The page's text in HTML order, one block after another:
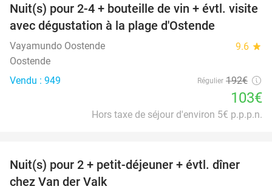
46%
Nuit(s) pour 2-4 + bouteille de vin + évtl. visite
avec dégustation à la plage d'Ostende
Vayamundo Oostende 9.6 star
Oostende
Vendu : 949
Régulier 192€
103€
Hors taxe de séjour d'environ 5€ p.p.p.n.
51%
Nuit(s) pour 2 + petit-déjeuner + évtl. dîner
chez Van der Valk